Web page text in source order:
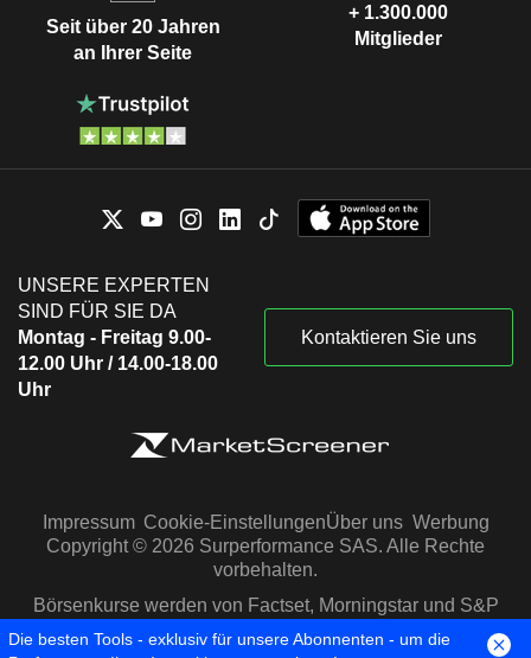
Seit über 20 Jahren
an Ihrer Seite
+ 1.300.000
Mitglieder
UNSERE EXPERTEN
SIND FÜR SIE DA
Montag - Freitag 9.00-
12.00 Uhr / 14.00-18.00
Uhr
Kontaktieren Sie uns
Impressum Cookie-EinstellungenÜber uns Werbung
Copyright © 2026 Surperformance SAS. Alle Rechte
vorbehalten.
Börsenkurse werden von Factset, Morningstar und S&P
Capital IQ zur Verfügung gestellt
Die besten Tools - exklusiv für unsere Abonnenten - um die